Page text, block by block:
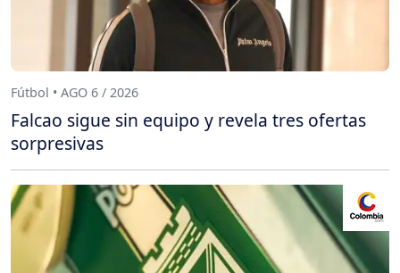
Fútbol • AGO 6 / 2026
Falcao sigue sin equipo y revela tres ofertas
sorpresivas